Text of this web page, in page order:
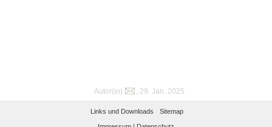
Autor(in) , 29. Jan. 2025
Links und Downloads Sitemap